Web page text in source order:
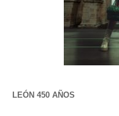
LEÓN 450 AÑOS